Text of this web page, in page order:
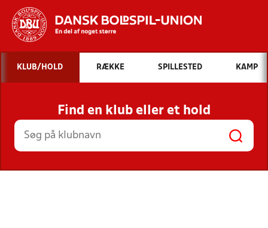
Hvad vil du søge efter?
INDHOLD OG NYHEDER
STILLINGER, RESULTATER, KLUBBER OG
HOLD
KLUB/HOLD RÆKKE SPILLESTED KAMP
Find en klub eller et hold